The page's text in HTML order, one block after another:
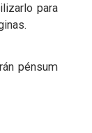
para
pénsum